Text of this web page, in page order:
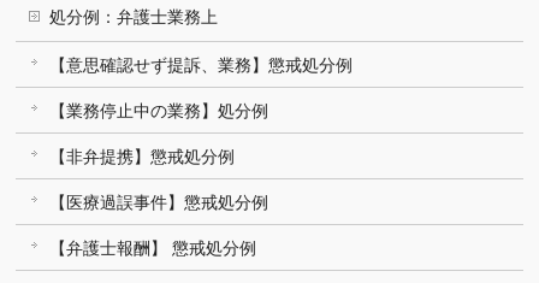
処分例：弁護士業務上
【意思確認せず提訴、業務】懲戒処分例
【業務停止中の業務】処分例
【非弁提携】懲戒処分例
【医療過誤事件】懲戒処分例
【弁護士報酬】 懲戒処分例